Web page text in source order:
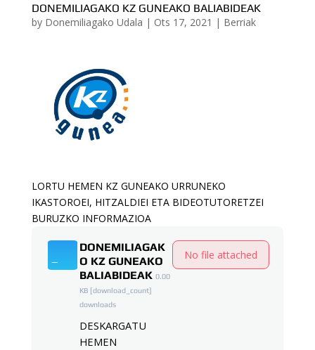
DONEMILIAGAKO KZ GUNEAKO BALIABIDEAK
by Donemiliagako Udala | Ots 17, 2021 | Berriak
LORTU HEMEN KZ GUNEAKO URRUNEKO
IKASTOROEI, HITZALDIEI ETA BIDEOTUTORETZEI
BURUZKO INFORMAZIOA
DONEMILIAGAK
O KZ GUNEAKO
BALIABIDEAK 0.00
KB [download_count]
downloads
DESKARGATU
HEMEN
No file attached